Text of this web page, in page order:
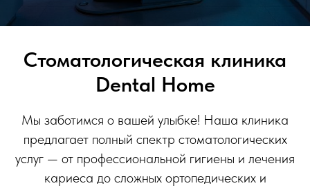
Стоматологическая клиника
Dental Home
Мы заботимся о вашей улыбке! Наша клиника
предлагает полный спектр стоматологических
услуг — от профессиональной гигиены и лечения
кариеса до сложных ортопедических и